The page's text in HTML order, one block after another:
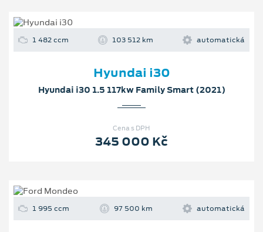
1 482 ccm 103 512 km automatická
Hyundai i30
Hyundai i30 1.5 117kw Family Smart (2021)
Cena s DPH
345 000 Kč
1 995 ccm 97 500 km automatická